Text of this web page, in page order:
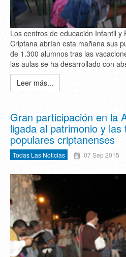
Los centros de educación Infantil y
Criptana abrían esta mañana sus
de 1.300 alumnos tras las
las aulas se ha desarrollado con
Leer más...
Gran participación en la
ligada al patrimonio y las
populares criptanenses
Todas Las Noticias 07 Sep 2015